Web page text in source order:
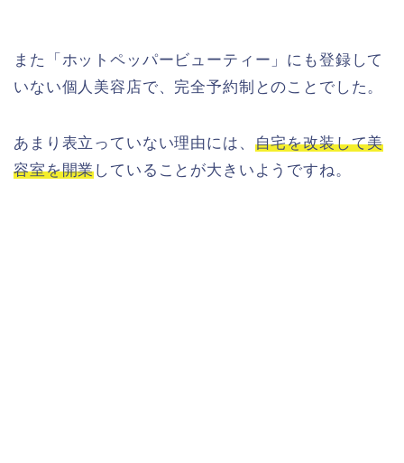
また「ホットペッパービューティー」にも登録して
いない個人美容店で、完全予約制とのことでした。
あまり表立っていない理由には、 自宅を改装して美
容室を開業していることが大きいようですね。